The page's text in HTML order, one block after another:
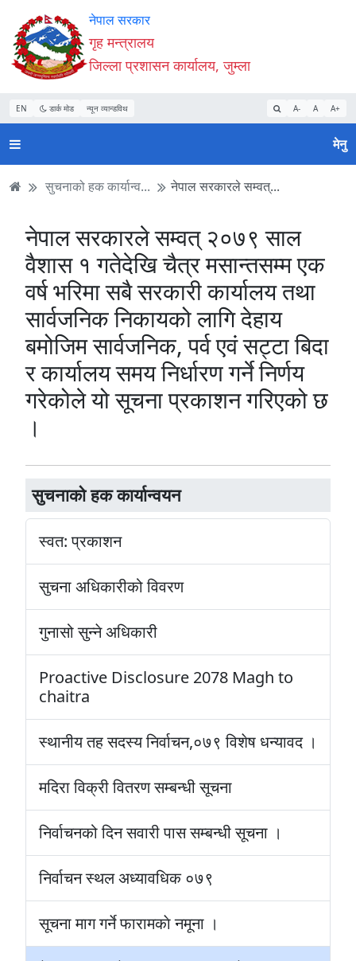
Accessibility
Mode
सुरु
गर्नुहोस्
सामाग्री
पढ्नुहाेस्
नेभिगेसन
पढ्नुहाेस्
वेबसाइट
खोजमा
जानुहोस्
नेपाल सरकार
गृह मन्त्रालय
जिल्ला प्रशासन कार्यालय, जुम्ला
EN डार्क मोड न्यून व्यान्डविथ A- A A+
मेनु
सुचनाको हक कार्यान्व... नेपाल सरकारले सम्वत्...
सुचनाको हक कार्यान्वयन
स्वत: प्रकाशन
सुचना अधिकारीको विवरण
गुनासो सुन्ने अधिकारी
Proactive Disclosure 2078 Magh to
chaitra
स्थानीय तह सदस्य निर्वाचन,०७९ विशेष धन्यावद ।
मदिरा विक्री वितरण सम्बन्धी सूचना
निर्वाचनको दिन सवारी पास सम्बन्धी सूचना ।
निर्वाचन स्थल अध्यावधिक ०७९
सूचना माग गर्ने फारामकाे नमूना ।
नेपाल सरकारले सम्वत् २०७९ साल
वैशास १ गतेदेखि चैत्र मसान्तसम्म एक
वर्ष भरिमा सबै सरकारी कार्यालय तथा
सार्वजनिक निकायको लागि देहाय
बमोजिम सार्वजनिक, पर्व एवं सट्टा बिदा
र कार्यालय समय निर्धारण गर्ने निर्णय
गरेकोले यो सूचना प्रकाशन गरिएको छ
।